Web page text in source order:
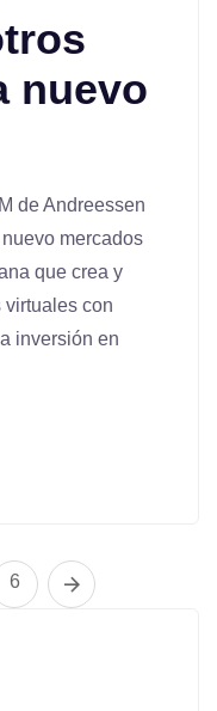
nuevo
de Andreessen
mercados
que crea y
virtuales con
inversión en
6